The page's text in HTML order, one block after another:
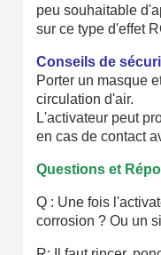
peu souhaitable
sur ce type d'effet
Conseils de
Porter un masque
circulation d'air.
L'activateur peut
en cas de contact
Questions et
Q : Une fois
corrosion ? Ou un